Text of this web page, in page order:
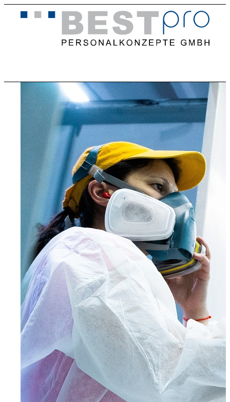
Home
Stellenangebote
Wuppertal, Solingen, Remscheid, Düsseldorf
Velbert